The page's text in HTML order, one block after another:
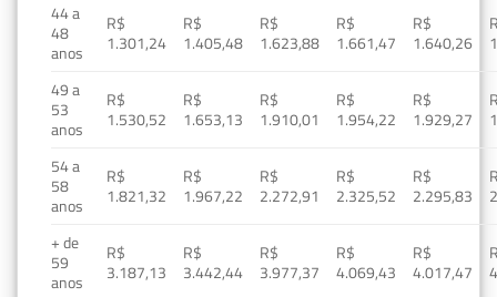
44 a
48
anos
R$
1.301,24
R$
1.405,48
R$
1.623,88
R$
1.661,47
R$
1.640,26
49 a
53
anos
R$
1.530,52
R$
1.653,13
R$
1.910,01
R$
1.954,22
R$
1.929,27
54 a
58
anos
R$
1.821,32
R$
1.967,22
R$
2.272,91
R$
2.325,52
R$
2.295,83
+ de
59
anos
R$
3.187,13
R$
3.442,44
R$
3.977,37
R$
4.069,43
R$
4.017,47